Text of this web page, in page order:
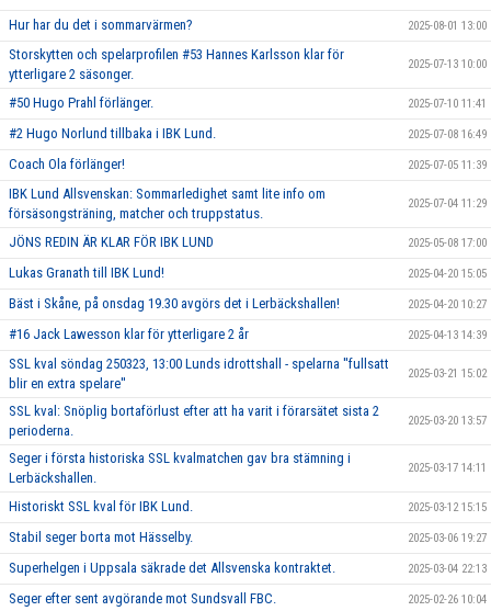
Hur har du det i sommarvärmen? 2025-08-01 13:00
Storskytten och spelarprofilen #53 Hannes Karlsson klar för
ytterligare 2 säsonger.
2025-07-13 10:00
#50 Hugo Prahl förlänger. 2025-07-10 11:41
#2 Hugo Norlund tillbaka i IBK Lund. 2025-07-08 16:49
Coach Ola förlänger! 2025-07-05 11:39
IBK Lund Allsvenskan: Sommarledighet samt lite info om
försäsongsträning, matcher och truppstatus.
2025-07-04 11:29
JÖNS REDIN ÄR KLAR FÖR IBK LUND 2025-05-08 17:00
Lukas Granath till IBK Lund! 2025-04-20 15:05
Bäst i Skåne, på onsdag 19.30 avgörs det i Lerbäckshallen! 2025-04-20 10:27
#16 Jack Lawesson klar för ytterligare 2 år 2025-04-13 14:39
SSL kval söndag 250323, 13:00 Lunds idrottshall - spelarna ''fullsatt
blir en extra spelare''
2025-03-21 15:02
SSL kval: Snöplig bortaförlust efter att ha varit i förarsätet sista 2
perioderna.
2025-03-20 13:57
Seger i första historiska SSL kvalmatchen gav bra stämning i
Lerbäckshallen.
2025-03-17 14:11
Historiskt SSL kval för IBK Lund. 2025-03-12 15:15
Stabil seger borta mot Hässelby. 2025-03-06 19:27
Superhelgen i Uppsala säkrade det Allsvenska kontraktet. 2025-03-04 22:13
Seger efter sent avgörande mot Sundsvall FBC. 2025-02-26 10:04